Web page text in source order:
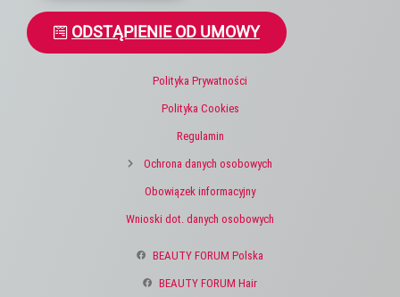
ODSTĄPIENIE OD UMOWY
Polityka Prywatności
Polityka Cookies
Regulamin
Ochrona danych osobowych
Obowiązek informacyjny
Wnioski dot. danych osobowych
BEAUTY FORUM Polska
BEAUTY FORUM Hair